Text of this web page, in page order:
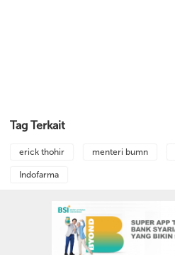
Tag Terkait
erick thohir menteri bumn
Indofarma